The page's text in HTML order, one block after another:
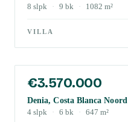
8 slpk · 9 bk · 1082 m²
VILLA
€3.570.000
Denia, Costa Blanca Noord
4 slpk · 6 bk · 647 m²